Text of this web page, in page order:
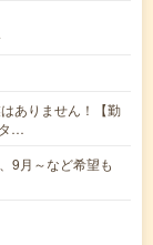
ありません！【勤
…
9月～など希望も